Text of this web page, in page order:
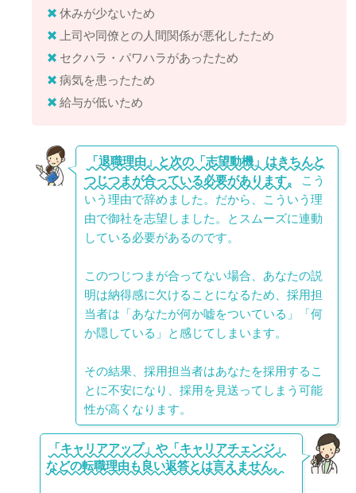
休みが少ないため
上司や同僚との人間関係が悪化したため
セクハラ・パワハラがあったため
病気を患ったため
給与が低いため
「退職理由」と次の「志望動機」はきちんと
つじつまが合っている必要があります。
こう
いう理由で辞めました。だから、こういう理
由で御社を志望しました。とスムーズに連動
している必要があるのです。
このつじつまが合ってない場合、あなたの説
明は納得感に欠けることになるため、採用担
当者は「あなたが何か嘘をついている」「何
か隠している」と感じてしまいます。
その結果、採用担当者はあなたを採用するこ
とに不安になり、採用を見送ってしまう可能
性が高くなります。
「キャリアアップ」や「キャリアチェンジ」
などの転職理由も良い返答とは言えません。